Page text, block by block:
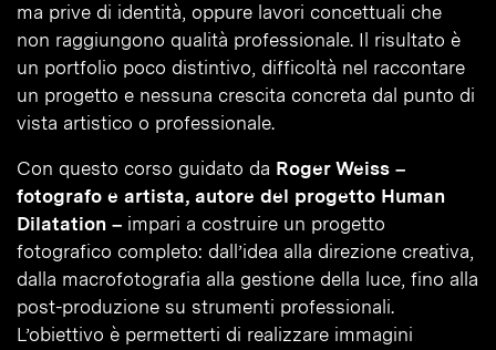
ma prive di identità, oppure lavori concettuali che
non raggiungono qualità professionale. Il risultato è
un portfolio poco distintivo, difficoltà nel raccontare
un progetto e nessuna crescita concreta dal punto di
vista artistico o professionale.
Con questo corso guidato da Roger Weiss –
fotografo e artista, autore del progetto Human
Dilatation – impari a costruire un progetto
fotografico completo: dall’idea alla direzione creativa,
dalla macrofotografia alla gestione della luce, fino alla
post-produzione su strumenti professionali.
L’obiettivo è permetterti di realizzare immagini